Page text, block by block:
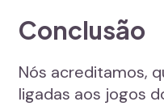
Conclusão
Nós acreditamos,
ligadas aos jogos